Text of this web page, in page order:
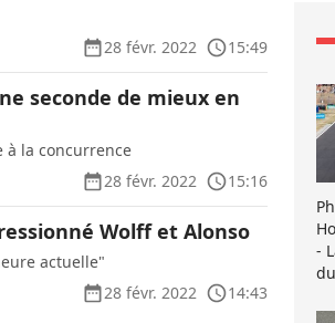
28 févr. 2022
15:49
seconde de mieux en
à la concurrence
28 févr. 2022
15:16
Wolff et Alonso
actuelle"
28 févr. 2022
14:43
-